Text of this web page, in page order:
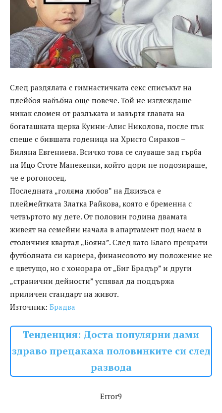
След раздялата с гимнастичката секс списъкът на
плейбоя набъбна още повече. Той не изглеждаше
никак сломен от разлъката и завъртя главата на
богаташката щерка Куини-Алис Николова, после пък
спеше с бившата годеница на Христо Сираков –
Биляна Евгениева. Всичко това се слуваше зад гърба
на Ицо Стоте Манекенки, който дори не подозираше,
че е рогоносец.
Последната „голяма любов” на Джизъса е
плеймейтката Златка Райкова, която е бременна с
четвъртото му дете. От половин година двамата
живеят на семейни начала в апартамент под наем в
столичния квартал „Бояна”. След като Благо прекрати
футболната си кариера, финансовото му положение не
е цветущо, но с хонорара от „Биг Брадър” и други
„странични дейности” успявал да поддържа
приличен стандарт на живот.
Източник: Брадва
Тенденция: Доста популярни дами
здраво прецакаха половинките си след
развода
Error9